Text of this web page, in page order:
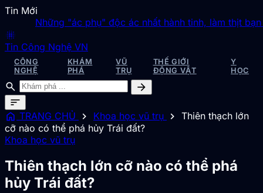
Tin Mới
Những "ác phụ" độc ác nhất hành tinh, làm thịt bạn
blur_on
Tin Công Nghệ VN
CÔNG
NGHỆ
KHÁM
PHÁ
VŨ
TRỤ
THẾ GIỚI
ĐỘNG VẬT
Y
HỌC
search
arrow_forward
sort
home TRANG CHỦ chevron_right Khoa học vũ trụ chevron_right Thiên thạch lớn
cỡ nào có thể phá hủy Trái đất?
Khoa học vũ trụ
Thiên thạch lớn cỡ nào có thể phá
hủy Trái đất?